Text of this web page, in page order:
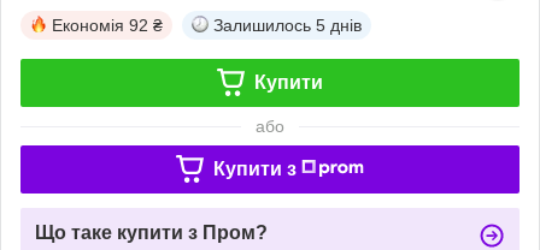
Економія 92 ₴ Залишилось 5 днів
Купити
або
Купити з
Що таке купити з Пром?